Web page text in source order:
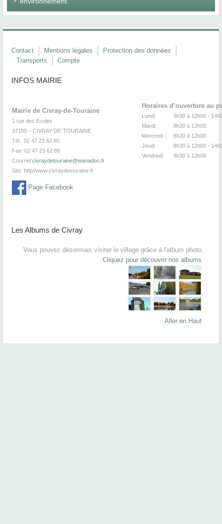
Contact Mentions légales
Protection des données
Transports
Compte
INFOS MAIRIE
Mairie de Civray-de-Touraine
1 rue des Ecoles
37150 – CIVRAY-DE-TOURAINE
Tél.: 02 47 23 62 80
Fax: 02 47 23 62 88
Courriel:civraydetouraine@wanadoo.fr
Site: http//www.civraydetouraine.fr
Page Facebook
Horaires d’ouverture au
Lundi:
8h30 à 12h00 -
Mardi:
8h30 à
Mercredi :
8h30 à
Jeudi :
8h30 à 12h00 -
Vendredi:
8h30 à
Les Albums de Civray
Vous pouvez désormais visiter le village grâce à l'album photo
Cliquez pour découvrir nos albums
Aller en Haut